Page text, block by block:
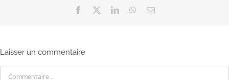
Facebook LinkedInWhatsApp
Email
Laisser un commentaire